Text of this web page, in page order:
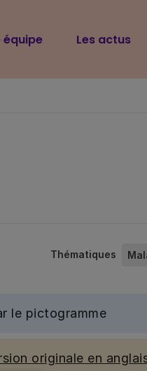
équipe Les actus
Thématiques
le pictogramme
originale en